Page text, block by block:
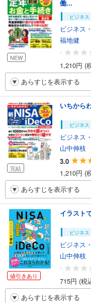
NEW
働...
ビジネス
ビジネス
福地健
-
1,210円 (
あらすじを表示する
完結
いちから
ビジネス
ビジネス
山中伸枝
3.0
1,210円 (
あらすじを表示する
値引きあり
イラスト
ビジネス
ビジネス
山中伸枝
-
715円 (税
あらすじを表示する